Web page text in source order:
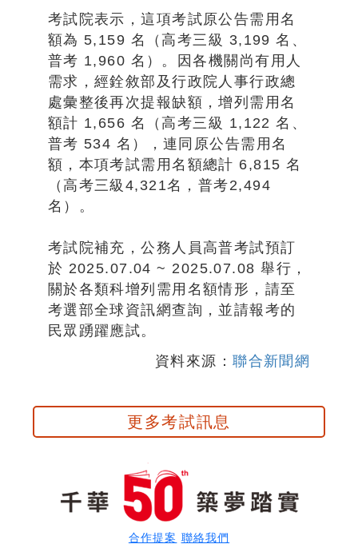
考試院表示，這項考試原公告需用名
額為 5,159 名（高考三級 3,199 名、
普考 1,960 名）。因各機關尚有用人
需求，經銓敘部及行政院人事行政總
處彙整後再次提報缺額，增列需用名
額計 1,656 名（高考三級 1,122 名、
普考 534 名），連同原公告需用名
額，本項考試需用名額總計 6,815 名
（高考三級4,321名，普考2,494
名）。
考試院補充，公務人員高普考試預訂
於 2025.07.04 ~ 2025.07.08 舉行，
關於各類科增列需用名額情形，請至
考選部全球資訊網查詢，並請報考的
民眾踴躍應試。
資料來源：聯合新聞網
更多考試訊息
合作提案 聯絡我們